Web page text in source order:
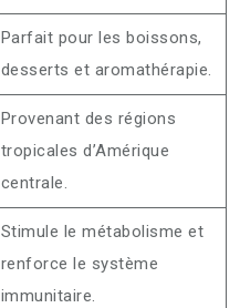
Parfait pour les boissons,
desserts et aromathérapie.
Provenant des régions
tropicales d’Amérique
centrale.
Stimule le métabolisme et
renforce le système
immunitaire.